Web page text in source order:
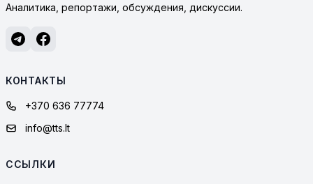
Аналитика, репортажи, обсуждения, дискуссии.
КОНТАКТЫ
+370 636 77774
info@tts.lt
ССЫЛКИ